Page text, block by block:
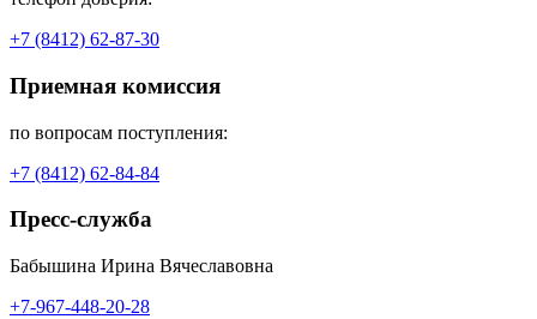
+7 (8412) 62-87-30
Приемная комиссия
по вопросам поступления:
+7 (8412) 62-84-84
Пресс-служба
Бабышина Ирина Вячеславовна
+7-967-448-20-28